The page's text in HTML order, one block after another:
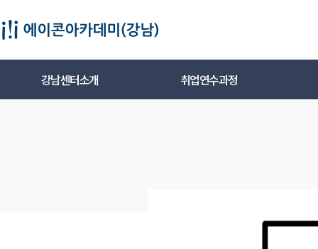
강남센터소개 취업연수과정